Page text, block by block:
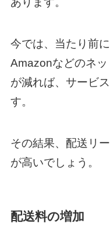
今では、当たり前
Amazonなどのネ
が減れば、サービ
す。
その結果、配送リ
が高いでしょう。
配送料の増加